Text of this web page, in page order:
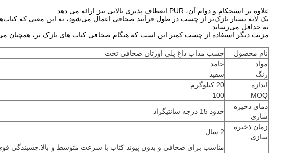
علاوه بر استحکام و دوام آن، PUR انعطاف پذیری بالایی نیز ارائه می دهد.
یک لایه بسیار نازک‌تر از چسب در طول فرآیند صحافی اعمال می‌شود، به این معنی که
به حداقل می‌رساند.
مزیت دیگر استفاده از چسب کمتر این است که هنگام صحافی کتاب های نازک تر،
نام محصول
چسب مذاب داغ پلی اورتان صحافی تخت
مواد
جامد
رنگ
سفید
اندازه
20 کیلوگرم
MOQ
100
دمای ذخیره
سازی
حدود 15 درجه سانتیگراد
زمان ذخیره
سازی
2 سال
مناسب برای صحافی و بدون پیوند کتاب با سرعت متوسط ​​و بالا.چسبندگی